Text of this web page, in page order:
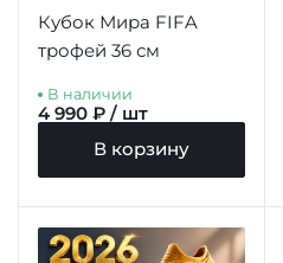
Кубок Мира FIFA
трофей 36 см
В наличии
4 990 ₽ / шт
В корзину